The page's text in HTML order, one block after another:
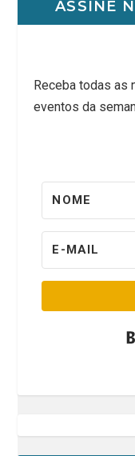
ASSINE
Receba todas as
eventos da